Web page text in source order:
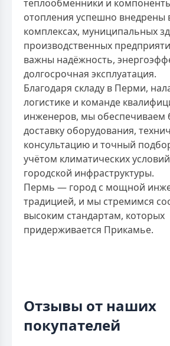
теплообменники и
отопления успешно внедрены
комплексах, муниципальных
производственных
важны надёжность,
долгосрочная эксплуатация.
Благодаря складу в Перми,
логистике и команде
инженеров, мы обеспечиваем
доставку оборудования,
консультацию и точный
учётом климатических
городской инфраструктуры.
Пермь — город с мощной
традицией, и мы стремимся
высоким стандартам, которых
придерживается Прикамье.
Отзывы от наших
покупателей